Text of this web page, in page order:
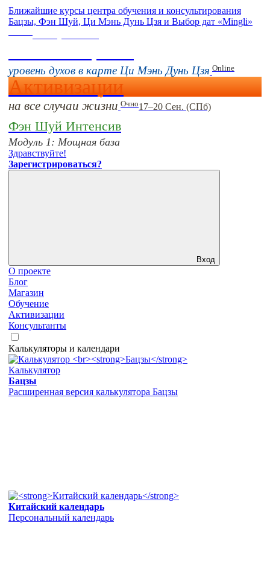
Ближайшие курсы центра обучения и консультирования
Бацзы, Фэн Шуй, Ци Мэнь Дунь Цзя и Выбор дат «Mingli»
уровень духов в карте Ци Мэнь Дунь Цзя Online
Активизации
на все случаи жизни Очно17–20 Сен. (СПб)
Фэн Шуй Интенсив
Модуль 1: Мощная база
Здравствуйте!
Зарегистрироваться?
Вход
О проекте
Блог
Магазин
Обучение
Активизации
Консультанты
Калькуляторы и календари
Калькулятор
Бацзы
Расширенная версия калькулятора Бацзы
Китайский календарь
Персональный календарь